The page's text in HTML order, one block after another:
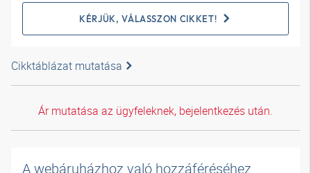
KÉRJÜK, VÁLASSZON CIKKET!
Cikktáblázat mutatása
Ár mutatása az ügyfeleknek, bejelentkezés után.
A webáruházhoz való hozzáféréséhez